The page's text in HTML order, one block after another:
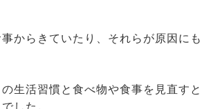
からきていたり、それらが原因にも
生活習慣と食べ物や食事を見直すと